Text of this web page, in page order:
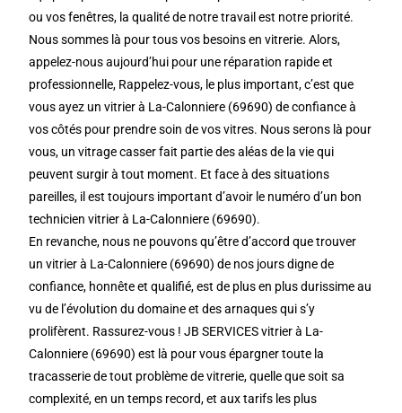
ou vos fenêtres, la qualité de notre travail est notre priorité.
Nous sommes là pour tous vos besoins en vitrerie. Alors,
appelez-nous aujourd’hui pour une réparation rapide et
professionnelle, Rappelez-vous, le plus important, c’est que
vous ayez un vitrier à La-Calonniere (69690) de confiance à
vos côtés pour prendre soin de vos vitres. Nous serons là pour
vous, un vitrage casser fait partie des aléas de la vie qui
peuvent surgir à tout moment. Et face à des situations
pareilles, il est toujours important d’avoir le numéro d’un bon
technicien vitrier à La-Calonniere (69690).
En revanche, nous ne pouvons qu’être d’accord que trouver
un vitrier à La-Calonniere (69690) de nos jours digne de
confiance, honnête et qualifié, est de plus en plus durissime au
vu de l’évolution du domaine et des arnaques qui s’y
prolifèrent. Rassurez-vous ! JB SERVICES vitrier à La-
Calonniere (69690) est là pour vous épargner toute la
tracasserie de tout problème de vitrerie, quelle que soit sa
complexité, en un temps record, et aux tarifs les plus